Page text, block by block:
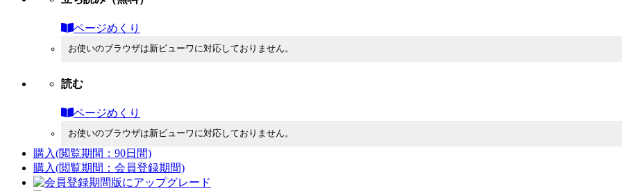
ページめくり
お使いのブラウザは新ビューワに対応しておりません。
読む
ページめくり
お使いのブラウザは新ビューワに対応しておりません。
購入(閲覧期間：90日間)
購入(閲覧期間：会員登録期間)